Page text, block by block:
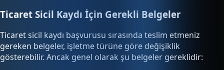
Ticaret Sicil Kaydı İçin Gerekli Belgeler
Ticaret sicil kaydı başvurusu sırasında teslim etmeniz
gereken belgeler, işletme türüne göre değişiklik
gösterebilir. Ancak genel olarak şu belgeler gereklidir: